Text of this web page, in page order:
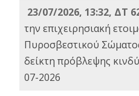
23/07/2026, 13:32, ΔΤ
την επιχειρησιακή
Πυροσβεστικού
δείκτη πρόβλεψης
07-2026